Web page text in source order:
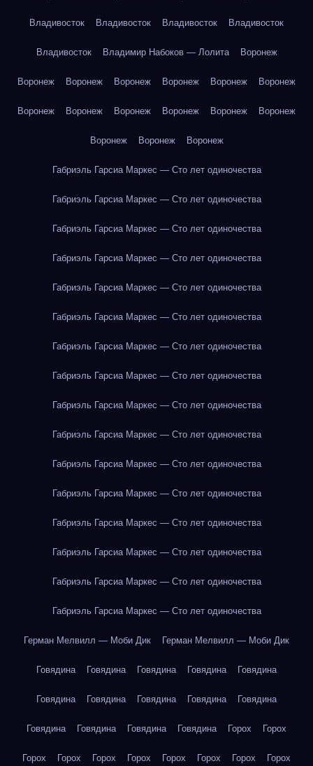
Владивосток Владивосток Владивосток Владивосток
Владивосток Владимир Набоков — Лолита Воронеж
Воронеж Воронеж Воронеж Воронеж Воронеж Воронеж
Воронеж Воронеж Воронеж Воронеж Воронеж Воронеж
Воронеж Воронеж Воронеж
Габриэль Гарсиа Маркес — Сто лет одиночества
Габриэль Гарсиа Маркес — Сто лет одиночества
Габриэль Гарсиа Маркес — Сто лет одиночества
Габриэль Гарсиа Маркес — Сто лет одиночества
Габриэль Гарсиа Маркес — Сто лет одиночества
Габриэль Гарсиа Маркес — Сто лет одиночества
Габриэль Гарсиа Маркес — Сто лет одиночества
Габриэль Гарсиа Маркес — Сто лет одиночества
Габриэль Гарсиа Маркес — Сто лет одиночества
Габриэль Гарсиа Маркес — Сто лет одиночества
Габриэль Гарсиа Маркес — Сто лет одиночества
Габриэль Гарсиа Маркес — Сто лет одиночества
Габриэль Гарсиа Маркес — Сто лет одиночества
Габриэль Гарсиа Маркес — Сто лет одиночества
Габриэль Гарсиа Маркес — Сто лет одиночества
Габриэль Гарсиа Маркес — Сто лет одиночества
Герман Мелвилл — Моби Дик Герман Мелвилл — Моби Дик
Говядина Говядина Говядина Говядина Говядина
Говядина Говядина Говядина Говядина Говядина
Говядина Говядина Говядина Говядина Горох Горох
Горох Горох Горох Горох Горох Горох Горох Горох